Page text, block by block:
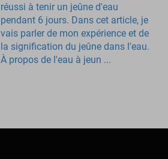
réussi à tenir un jeûne d'eau
pendant 6 jours. Dans cet article, je
vais parler de mon expérience et de
la signification du jeûne dans l'eau.
À propos de l'eau à jeun ...